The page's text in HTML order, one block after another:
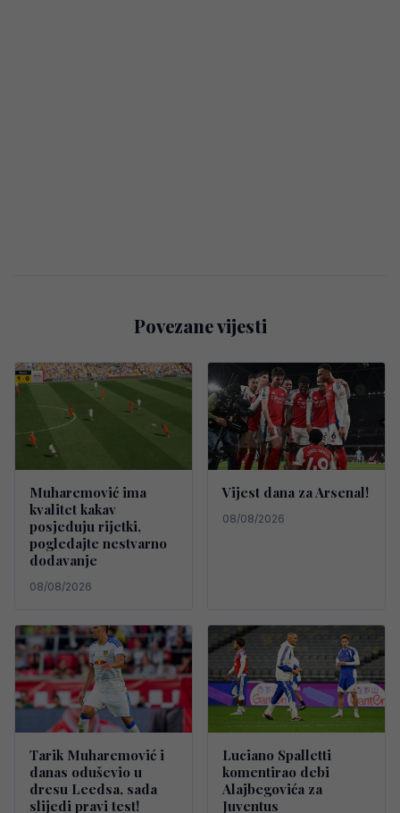
Povezane vijesti
Muharemović ima
kvalitet kakav
posjeduju rijetki,
pogledajte nestvarno
dodavanje
08/08/2026
Vijest dana za Arsenal!
08/08/2026
Tarik Muharemović i
danas oduševio u
dresu Leedsa, sada
slijedi pravi test!
Luciano Spalletti
komentirao debi
Alajbegovića za
Juventus